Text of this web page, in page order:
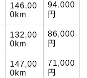
146,00
0km
94,000
円
132,00
0km
86,000
円
147,00
0km
71,000
円